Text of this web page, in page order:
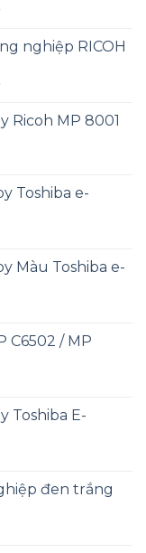
tại nghiệp RICOH
Ricoh MP 8001
Toshiba e-
Màu Toshiba e-
C6502 / MP
Toshiba E-
đen trắng